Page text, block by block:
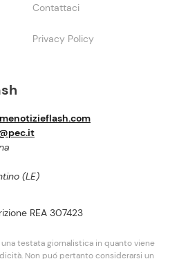
(LE)
REA 307423
testata giornalistica in quanto viene
Non puó pertanto considerarsi un
Contattaci
Privacy Policy